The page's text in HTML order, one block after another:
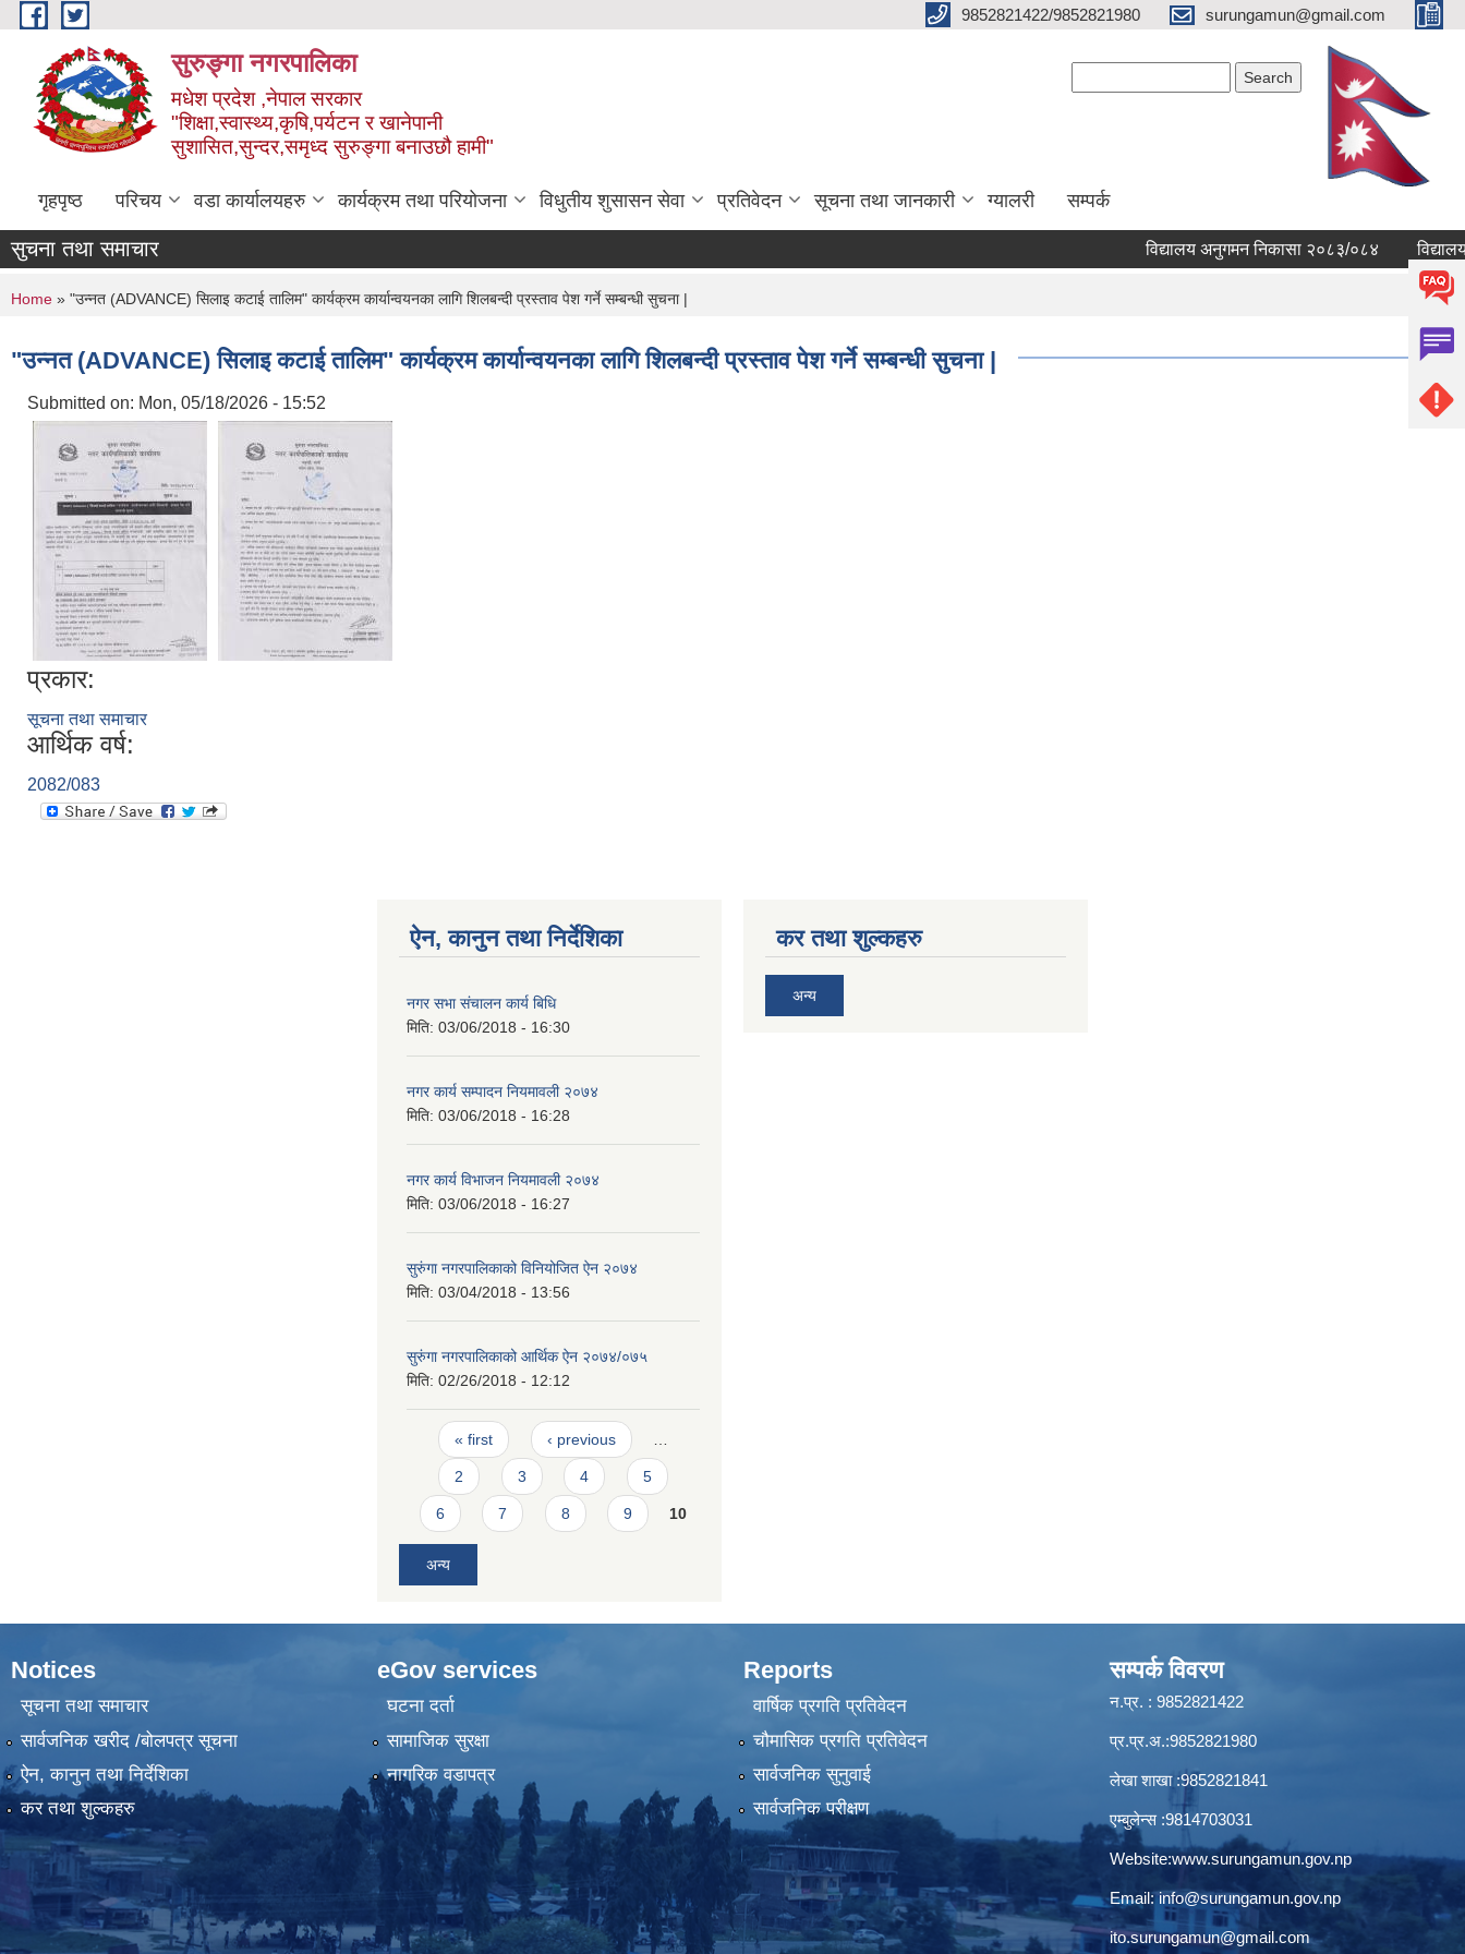
Skip to main content 9852821422/9852821980 surungamun@gmail.com
सुरुङ्‍गा नगरपालिका
मधेश प्रदेश ,नेपाल सरकार
"शिक्षा,स्वास्थ्य,कृषि,पर्यटन र खानेपानी
सुशासित,सुन्दर,समृध्द सुरुङ्गा बनाउछौ हामी"
गृहपृष्ठ परिचय वडा कार्यालयहरु कार्यक्रम तथा परियोजना विधुतीय शुसासन सेवा प्रतिवेदन सूचना तथा जानकारी ग्यालरी सम्पर्क
सुचना तथा समाचार विद्यालय अनुगमन निकासा २०८३/०८४
You are here
Home » "उन्नत (ADVANCE) सिलाइ कटाई तालिम" कार्यक्रम कार्यान्वयनका लागि शिलबन्दी प्रस्ताव पेश गर्ने सम्बन्धी सुचना |
"उन्नत (ADVANCE) सिलाइ कटाई तालिम" कार्यक्रम कार्यान्वयनका लागि शिलबन्दी प्रस्ताव पेश गर्ने सम्बन्धी सुचना |
Submitted on: Mon, 05/18/2026 - 15:52
प्रकार:
सूचना तथा समाचार
आर्थिक वर्ष:
2082/083
ऐन, कानुन तथा निर्देशिका
नगर सभा संचालन कार्य बिधि
मिति: 03/06/2018 - 16:30
नगर कार्य सम्पादन नियमावली २०७४
मिति: 03/06/2018 - 16:28
नगर कार्य विभाजन नियमावली २०७४
मिति: 03/06/2018 - 16:27
सुरुंगा नगरपालिकाको विनियोजित ऐन २०७४
मिति: 03/04/2018 - 13:56
सुरुंगा नगरपालिकाको आर्थिक ऐन २०७४/०७५
मिति: 02/26/2018 - 12:12
Pages
« first ‹ previous …
2 3 4 5
6 7 8 9 10
अन्य
कर तथा शुल्कहरु
अन्य
Notices
सूचना तथा समाचार
सार्वजनिक खरीद /बोलपत्र सूचना
ऐन, कानुन तथा निर्देशिका
कर तथा शुल्कहरु
eGov services
घटना दर्ता
सामाजिक सुरक्षा
नागरिक वडापत्र
Reports
वार्षिक प्रगति प्रतिवेदन
चौमासिक प्रगति प्रतिवेदन
सार्वजनिक सुनुवाई
सार्वजनिक परीक्षण
सम्पर्क विवरण
न.प्र. : 9852821422
प्र.प्र.अ.:9852821980
लेखा शाखा :9852821841
एम्बुलेन्स :9814703031
Website:www.surungamun.gov.np
Email:info@surungamun.gov.np
ito.surungamun@gmail.com